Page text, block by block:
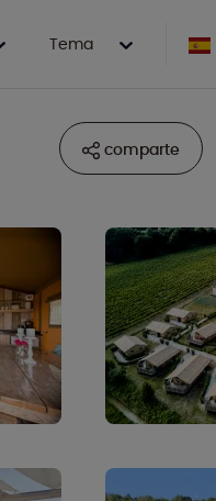
Tema
comparte